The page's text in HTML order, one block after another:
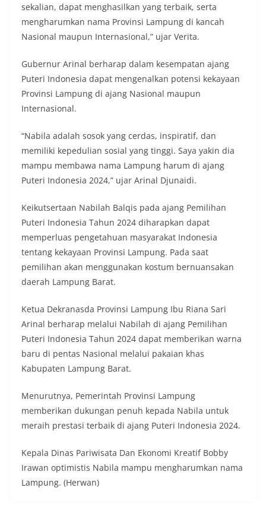
sekalian, dapat menghasilkan yang terbaik, serta
mengharumkan nama Provinsi Lampung di kancah
Nasional maupun Internasional,” ujar Verita.
Gubernur Arinal berharap dalam kesempatan ajang
Puteri Indonesia dapat mengenalkan potensi kekayaan
Provinsi Lampung di ajang Nasional maupun
Internasional.
“Nabila adalah sosok yang cerdas, inspiratif, dan
memiliki kepedulian sosial yang tinggi. Saya yakin dia
mampu membawa nama Lampung harum di ajang
Puteri Indonesia 2024,” ujar Arinal Djunaidi.
Keikutsertaan Nabilah Balqis pada ajang Pemilihan
Puteri Indonesia Tahun 2024 diharapkan dapat
memperluas pengetahuan masyarakat Indonesia
tentang kekayaan Provinsi Lampung. Pada saat
pemilihan akan menggunakan kostum bernuansakan
daerah Lampung Barat.
Ketua Dekranasda Provinsi Lampung Ibu Riana Sari
Arinal berharap melalui Nabilah di ajang Pemilihan
Puteri Indonesia Tahun 2024 dapat memberikan warna
baru di pentas Nasional melalui pakaian khas
Kabupaten Lampung Barat.
Menurutnya, Pemerintah Provinsi Lampung
memberikan dukungan penuh kepada Nabila untuk
meraih prestasi terbaik di ajang Puteri Indonesia 2024.
Kepala Dinas Pariwisata Dan Ekonomi Kreatif Bobby
Irawan optimistis Nabila mampu mengharumkan nama
Lampung. (Herwan)